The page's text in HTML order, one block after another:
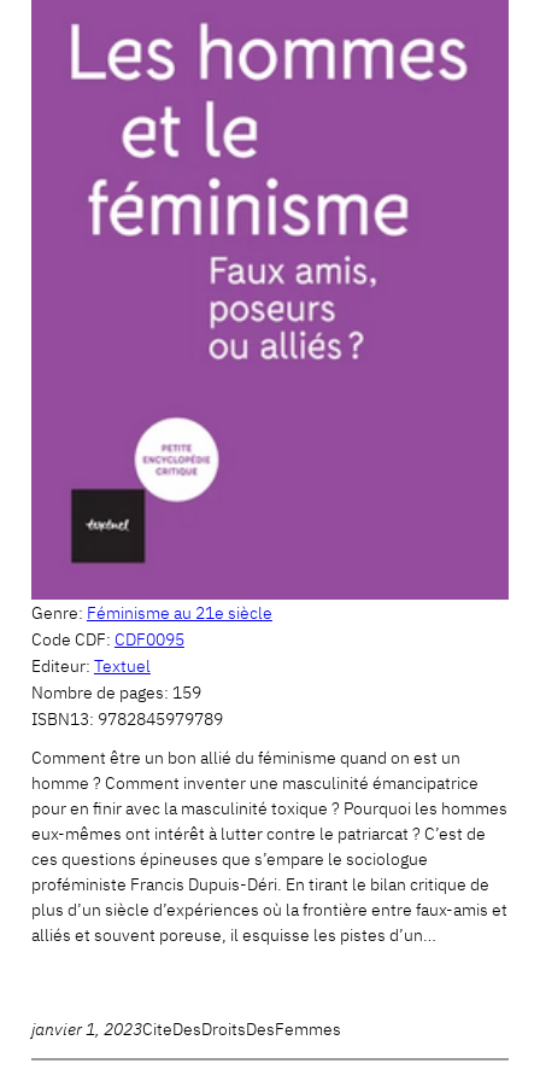
Genre: Féminisme au 21e siècle
Code CDF: CDF0095
Editeur: Textuel
Nombre de pages: 159
ISBN13: 9782845979789
Comment être un bon allié du féminisme quand on est un
homme ? Comment inventer une masculinité émancipatrice
pour en finir avec la masculinité toxique ? Pourquoi les hommes
eux-mêmes ont intérêt à lutter contre le patriarcat ? C’est de
ces questions épineuses que s’empare le sociologue
proféministe Francis Dupuis-Déri. En tirant le bilan critique de
plus d’un siècle d’expériences où la frontière entre faux-amis et
alliés et souvent poreuse, il esquisse les pistes d’un…
janvier 1, 2023CiteDesDroitsDesFemmes